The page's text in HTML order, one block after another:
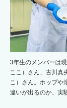
3年生のメンバーは
ここ）さん、古川真
こ）さん。ホップや
違いが出るのか、実